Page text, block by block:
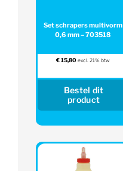
Set schrapers multivorm
0,6 mm – 703518
€15,80 excl. 21% btw
Bestel dit
product